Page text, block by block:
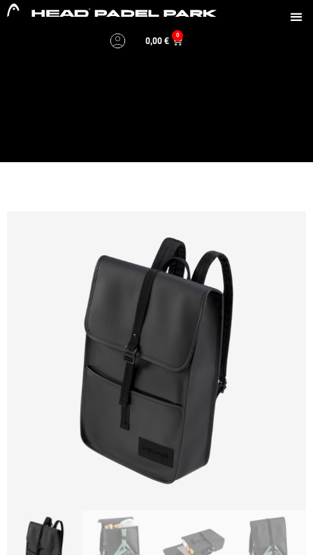
0,00€ 0